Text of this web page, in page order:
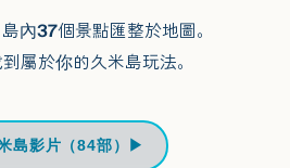
內37個景點匯整於地圖。
屬於你的久米島玩法。
島影片（84部）▶